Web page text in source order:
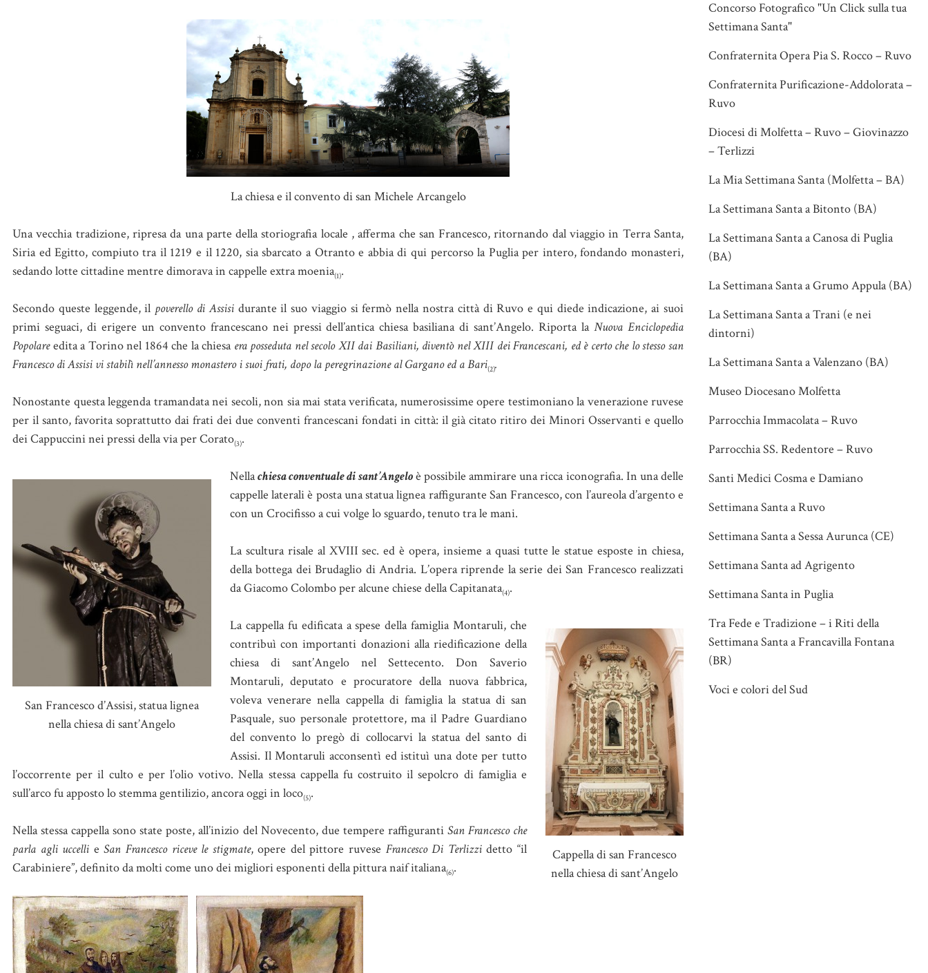
La chiesa e il convento di san Michele Arcangelo
Una vecchia tradizione, ripresa da una parte della storiografia locale , afferma che san Francesco, ritornando dal viaggio in Terra Santa,
Siria ed Egitto, compiuto tra il 1219 e il 1220, sia sbarcato a Otranto e abbia di qui percorso la Puglia per intero, fondando monasteri,
sedando lotte cittadine mentre dimorava in cappelle extra moenia(1).
Secondo queste leggende, il poverello di Assisi durante il suo viaggio si fermò nella nostra città di Ruvo e qui diede indicazione, ai suoi
primi seguaci, di erigere un convento francescano nei pressi dell’antica chiesa basiliana di sant’Angelo. Riporta laNuova Enciclopedia
Popolareedita a Torino nel 1864 che la chiesa era posseduta nel secolo XII dai Basiliani, diventò nel XIII dei Francescani, ed è certo che lo stesso san
Francesco di Assisi vi stabilì nell’annesso monastero i suoi frati, dopo la peregrinazione al Gargano ed a Bari(2).
Nonostante questa leggenda tramandata nei secoli, non sia mai stata verificata, numerosissime opere testimoniano la venerazione ruvese
per il santo, favorita soprattutto dai frati dei due conventi francescani fondati in città: il già citato ritiro dei Minori Osservanti e quello
dei Cappuccini nei pressi della via per Corato(3).
San Francesco d’Assisi, statua lignea
nella chiesa di sant’Angelo
Nellachiesa conventuale di sant’Angeloè possibile ammirare una ricca iconografia. In una delle
cappelle laterali è posta una statua lignea raffigurante San Francesco, con l’aureola d’argento e
con un Crocifisso a cui volge lo sguardo, tenuto tra le mani.
La scultura risale al XVIII sec. ed è opera, insieme a quasi tutte le statue esposte in chiesa,
della bottega dei Brudaglio di Andria. L’opera riprende la serie dei San Francesco realizzati
da Giacomo Colombo per alcune chiese della Capitanata(4).
Cappella di san Francesco
nella chiesa di sant’Angelo
La cappella fu edificata a spese della famiglia Montaruli, che
contribuì con importanti donazioni alla riedificazione della
chiesa di sant’Angelo nel Settecento. Don Saverio
Montaruli, deputato e procuratore della nuova fabbrica,
voleva venerare nella cappella di famiglia la statua di san
Pasquale, suo personale protettore, ma il Padre Guardiano
del convento lo pregò di collocarvi la statua del santo di
Assisi. Il Montaruli acconsentì ed istituì una dote per tutto
l’occorrente per il culto e per l’olio votivo. Nella stessa cappella fu costruito il sepolcro di famiglia e
sull’arco fu apposto lo stemma gentilizio, ancora oggi in loco(5).
Nella stessa cappella sono state poste, all’inizio del Novecento, due tempere raffiguranti San Francesco che
parla agli uccelli eSan Francesco riceve le stigmate, opere del pittore ruvese Francesco Di Terlizzidetto “il
Carabiniere”, definito da molti come uno dei migliori esponenti della pittura naif italiana(6).
Concorso Fotografico "Un Click sulla tua
Settimana Santa"
Confraternita Opera Pia S. Rocco – Ruvo
Confraternita Purificazione-Addolorata –
Ruvo
Diocesi di Molfetta – Ruvo – Giovinazzo
– Terlizzi
La Mia Settimana Santa (Molfetta – BA)
La Settimana Santa a Bitonto (BA)
La Settimana Santa a Canosa di Puglia
(BA)
La Settimana Santa a Grumo Appula (BA)
La Settimana Santa a Trani (e nei
dintorni)
La Settimana Santa a Valenzano (BA)
Museo Diocesano Molfetta
Parrocchia Immacolata – Ruvo
Parrocchia SS. Redentore – Ruvo
Santi Medici Cosma e Damiano
Settimana Santa a Ruvo
Settimana Santa a Sessa Aurunca (CE)
Settimana Santa ad Agrigento
Settimana Santa in Puglia
Tra Fede e Tradizione – i Riti della
Settimana Santa a Francavilla Fontana
(BR)
Voci e colori del Sud